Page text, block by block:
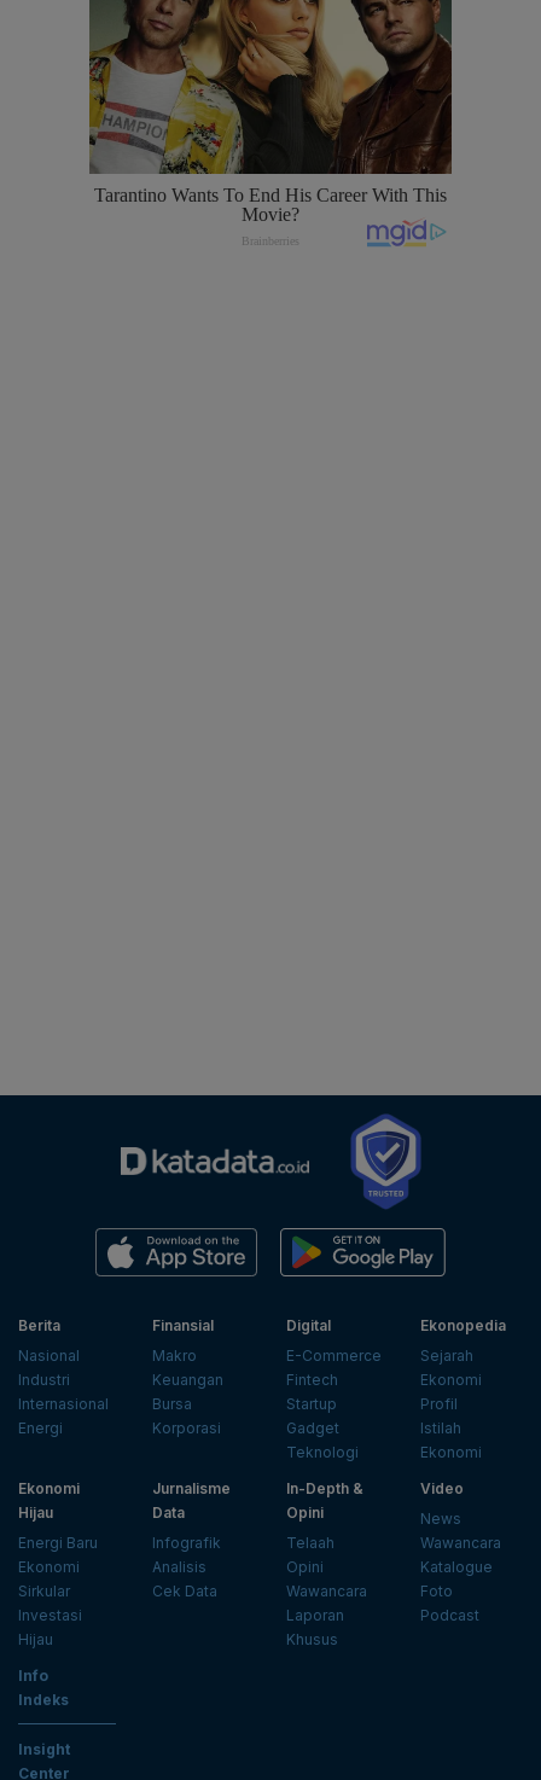
Berita
Nasional
Industri
Internasional
Energi
Finansial
Makro
Keuangan
Bursa
Korporasi
Digital
E-Commerce
Fintech
Startup
Gadget
Teknologi
Ekonopedia
Sejarah
Ekonomi
Profil
Istilah
Ekonomi
Ekonomi
Hijau
Energi Baru
Ekonomi
Sirkular
Investasi
Hijau
Jurnalisme
Data
Infografik
Analisis
Cek Data
In-Depth &
Opini
Telaah
Opini
Wawancara
Laporan
Khusus
Video
News
Wawancara
Katalogue
Foto
Podcast
Info
Indeks
Insight
Center